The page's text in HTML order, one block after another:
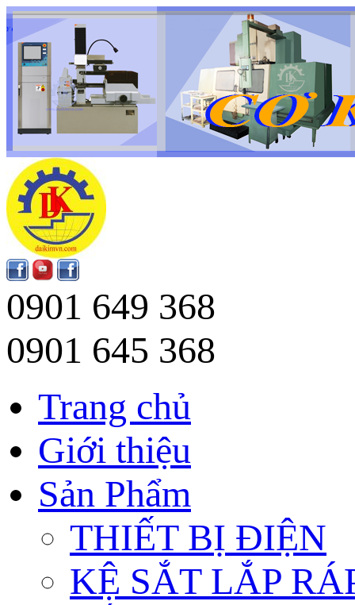
0901 649 368
0901 645 368
Trang chủ
Giới thiệu
Sản Phẩm
THIẾT BỊ ĐIỆN
KỆ SẮT LẮP